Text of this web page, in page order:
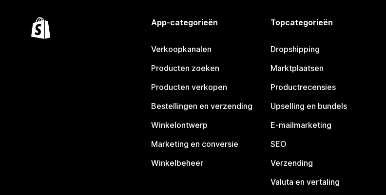
App-categorieën
Verkoopkanalen
Producten zoeken
Producten verkopen
Bestellingen en verzending
Winkelontwerp
Marketing en conversie
Winkelbeheer
Topcategorieën
Dropshipping
Marktplaatsen
Productrecensies
Upselling en bundels
E-mailmarketing
SEO
Verzending
Valuta en vertaling